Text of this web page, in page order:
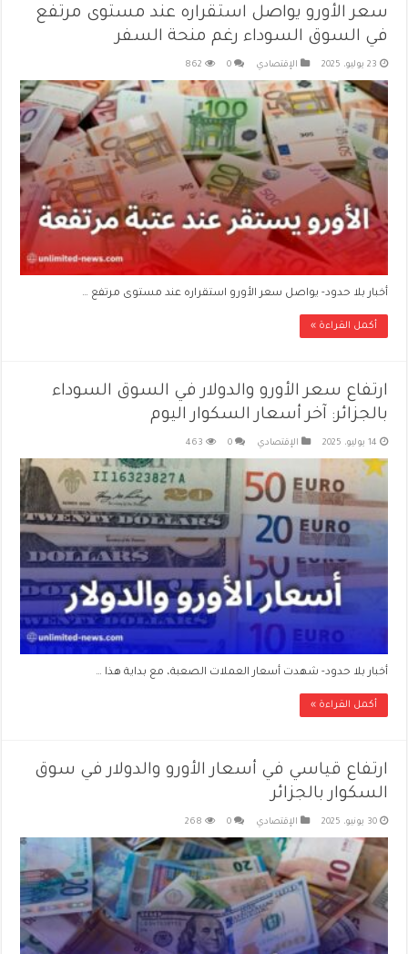
سعر الأورو يواصل استقراره عند مستوى مرتفع
في السوق السوداء رغم منحة السفر
23 يوليو، 2025 الإقتصادي 0
862
أخبار بلا حدود- يواصل سعر الأورو استقراره عند مستوى مرتفع …
أكمل القراءة »
ارتفاع سعر الأورو والدولار في السوق السوداء
بالجزائر: آخر أسعار السكوار اليوم
14 يوليو، 2025 الإقتصادي 0
463
أخبار بلا حدود- شهدت أسعار العملات الصعبة، مع بداية هذا …
أكمل القراءة »
ارتفاع قياسي في أسعار الأورو والدولار في سوق
السكوار بالجزائر
30 يونيو، 2025 الإقتصادي 0
268